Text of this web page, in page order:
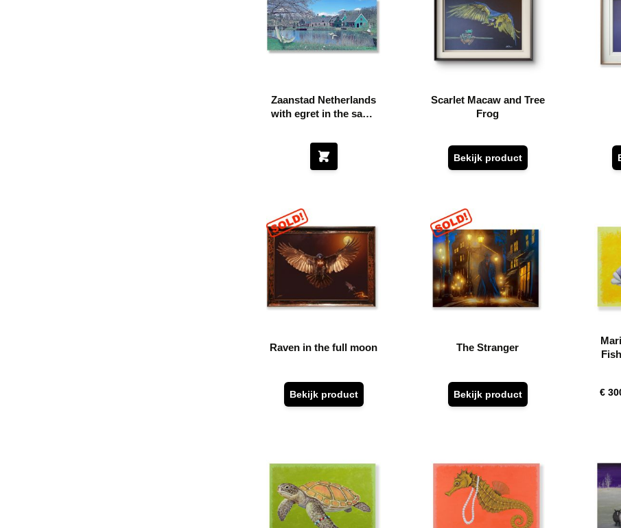
Zaanstad Netherlands
with egret in the same
Scarlet Macaw and Tree
Frog
Bekijk product
Raven in the full moon
Bekijk product
The Stranger
Bekijk product €